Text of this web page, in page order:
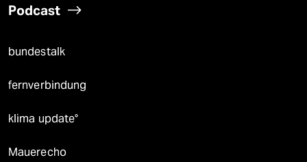
Podcast
bundestalk
fernverbindung
klima update°
Mauerecho